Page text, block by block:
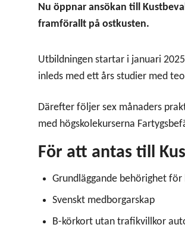
Nu öppnar ansökan till
framförallt på ostkusten.
Utbildningen startar i januari
inleds med ett års studier med
Därefter följer sex månaders
med högskolekurserna
För att antas till
Grundläggande behörighet
Svenskt medborgarskap
B-körkort utan trafikvillkor